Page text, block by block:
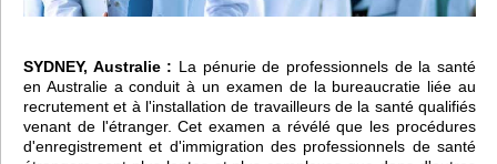
SYDNEY, Australie : La pénurie de professionnels de la santé
en Australie a conduit à un examen de la bureaucratie liée au
recrutement et à l'installation de travailleurs de la santé qualifiés
venant de l'étranger. Cet examen a révélé que les procédures
d'enregistrement et d'immigration des professionnels de santé